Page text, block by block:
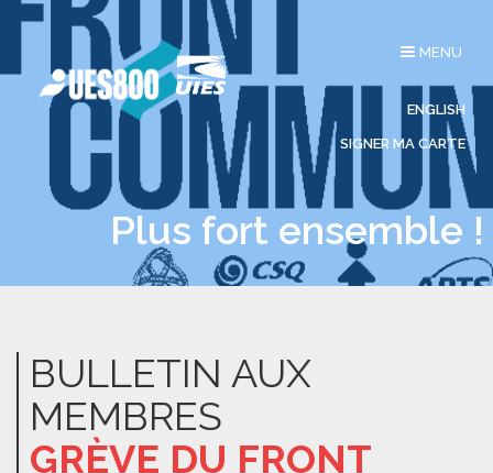
Affichage
MENU
ENGLISH
SIGNER MA CARTE
Plus fort ensemble !
BULLETIN AUX
MEMBRES
GRÈVE DU FRONT